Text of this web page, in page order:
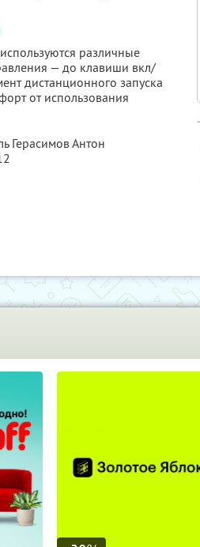
различные
— до клавиши вкл/
дистанционного запуска
от использования
Герасимов Антон